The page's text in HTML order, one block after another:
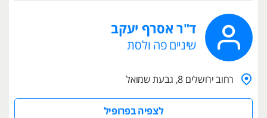
ד"ר אסרף יעקב
שיניים פה ולסת
רחוב ירושלים 8, גבעת שמואל
לצפיה בפרופיל